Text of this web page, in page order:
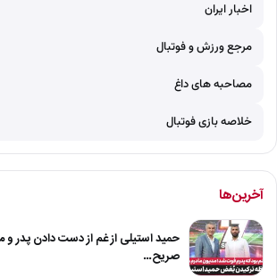
اخبار ایران
مرجع ورزش و فوتبال
مصاحبه های داغ
خلاصه بازی فوتبال
آخرین‌ها
حمید استیلی از غم از دست دادن پدر و
صریح…